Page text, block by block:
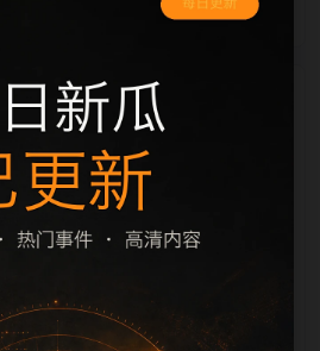
续每日采集时，建议继续执行远
认图兜底、标题去重和
如果同一主题下有多个相近页
充事件背景、访问场景、相关问
群页面之间的重复感。页面底部
下一篇和 sitemap 入口，保证重